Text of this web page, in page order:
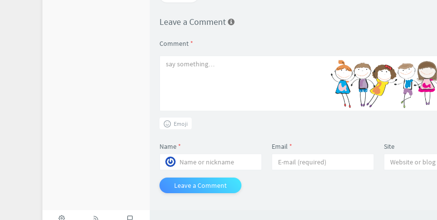
Leave a Comment
Comment *
Emoji
Name * Email * Site
Leave a Comment